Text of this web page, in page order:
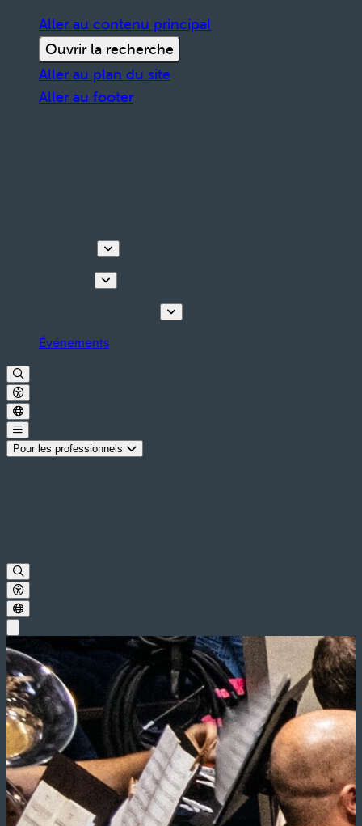
Aller au contenu principal
Ouvrir la recherche
Aller au plan du site
Aller au footer
Événements
Pour les professionnels